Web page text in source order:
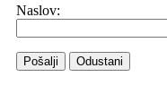
Naslov:
Pošalji Odustani